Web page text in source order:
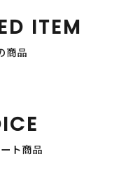
ITEM
商品
ト商品